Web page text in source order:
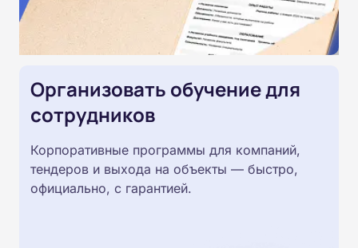
Организовать обучение для
сотрудников
Корпоративные программы для компаний,
тендеров и выхода на объекты — быстро,
официально, с гарантией.